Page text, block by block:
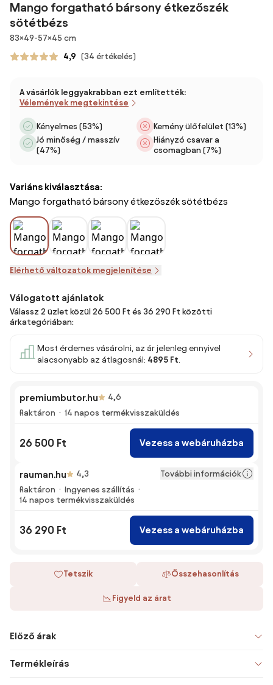
Mango forgatható bársony étkezőszék
sötétbézs
Méretek
83×49-57×45 cm
4,9 (34 értékelés)
A vásárlók leggyakrabban ezt említették:
Vélemények megtekintése
Kényelmes (53%)
Jó minőség / masszív
(47%)
Kemény ülőfelület (13%)
Hiányzó csavar a
csomagban (7%)
Variáns kiválasztása:
Mango forgatható bársony étkezőszék sötétbézs
Elérhető változatok megjelenítése
Válogatott ajánlatok
Válassz 2 üzlet közül 26 500 Ft és 36 290 Ft közötti
árkategóriában:
Most érdemes vásárolni, az ár jelenleg ennyivel
alacsonyabb az átlagosnál: 4895 Ft.
premiumbutor.hu
4,6
Raktáron
14 napos termékvisszaküldés
26 500 Ft Vezess a webáruházba
rauman.hu 4,3
További információk
Raktáron
Ingyenes szállítás
14 napos termékvisszaküldés
36 290 Ft Vezess a webáruházba
Tetszik Összehasonlítás
Figyeld az árat
Előző árak
Termékleírás